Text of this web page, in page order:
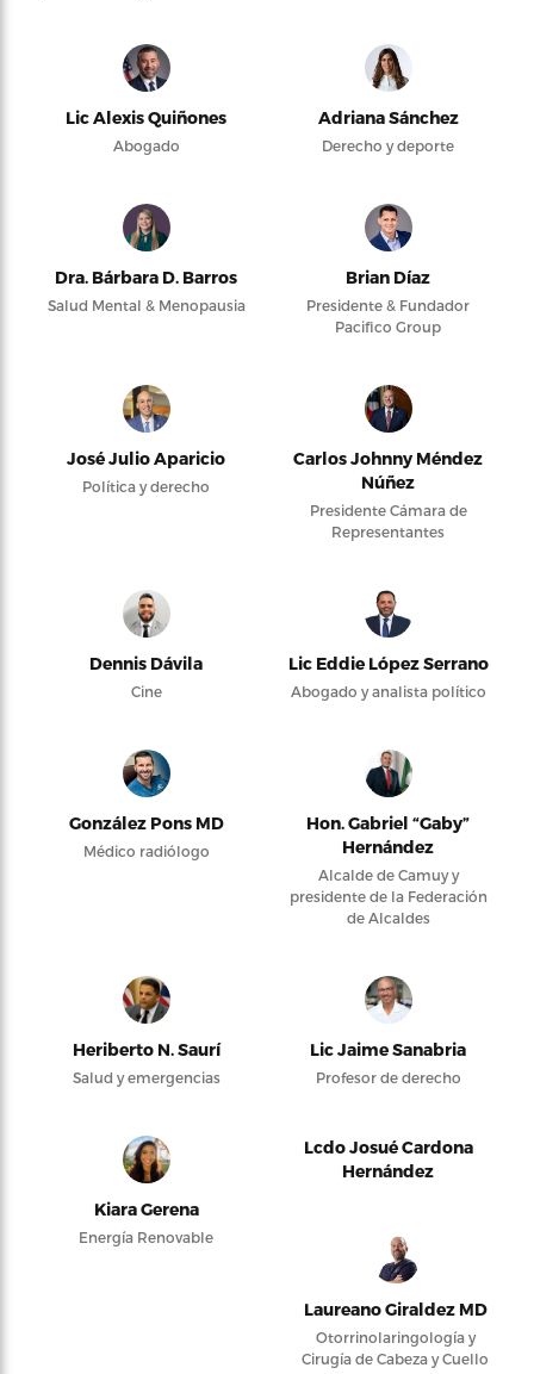
Lic Alexis Quiñones
Abogado
Adriana Sánchez
Derecho y deporte
Dra. Bárbara D. Barros
Salud Mental & Menopausia
Brian Díaz
Presidente & Fundador
Pacifico Group
José Julio Aparicio
Política y derecho
Carlos Johnny Méndez
Núñez
Presidente Cámara de
Representantes
Dennis Dávila
Cine
Lic Eddie López Serrano
Abogado y analista político
González Pons MD
Médico radiólogo
Hon. Gabriel “Gaby”
Hernández
Alcalde de Camuy y
presidente de la Federación
de Alcaldes
Heriberto N. Saurí
Salud y emergencias
Lic Jaime Sanabria
Profesor de derecho
Kiara Gerena
Energía Renovable
Lcdo Josué Cardona
Hernández
Laureano Giraldez MD
Otorrinolaringología y
Cirugía de Cabeza y Cuello